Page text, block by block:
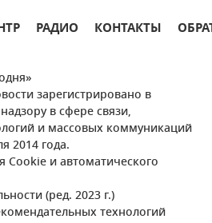
РАДИО КОНТАКТЫ
зарегистрировано в
в сфере связи,
и массовых коммуникаций
2014 года.
Cookie и автоматического
(ред. 2023 г.)
технологий